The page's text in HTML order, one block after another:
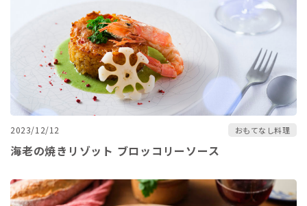
2023/12/12 おもてなし料理
海老の焼きリゾット ブロッコリーソース